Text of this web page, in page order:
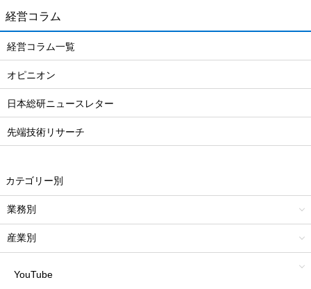
経営コラム
経営コラム一覧
オピニオン
日本総研ニュースレター
先端技術リサーチ
カテゴリー別
業務別
産業別
YouTube